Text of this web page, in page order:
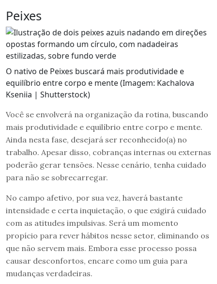
Peixes
O nativo de Peixes buscará mais produtividade e
equilíbrio entre corpo e mente (Imagem: Kachalova
Kseniia | Shutterstock)
Você se envolverá na organização da rotina, buscando
mais produtividade e equilíbrio entre corpo e mente.
Ainda nesta fase, desejará ser reconhecido(a) no
trabalho. Apesar disso, cobranças internas ou externas
poderão gerar tensões. Nesse cenário, tenha cuidado
para não se sobrecarregar.
No campo afetivo, por sua vez, haverá bastante
intensidade e certa inquietação, o que exigirá cuidado
com as atitudes impulsivas. Será um momento
propício para rever hábitos nesse setor, eliminando os
que não servem mais. Embora esse processo possa
causar desconfortos, encare como um guia para
mudanças verdadeiras.